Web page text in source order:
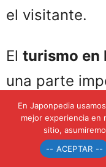
el visitante.
El turismo en
una parte
economía.
aguas
espacios
En Japonpedia
mejor experiencia en
sitio,
-- ACEPTAR --